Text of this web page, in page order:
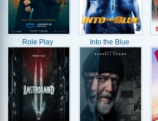
Role Play Into the Blue